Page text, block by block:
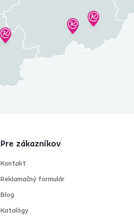
Pre zákazníkov
Kontakt
Reklamačný formulár
Blog
Katalógy